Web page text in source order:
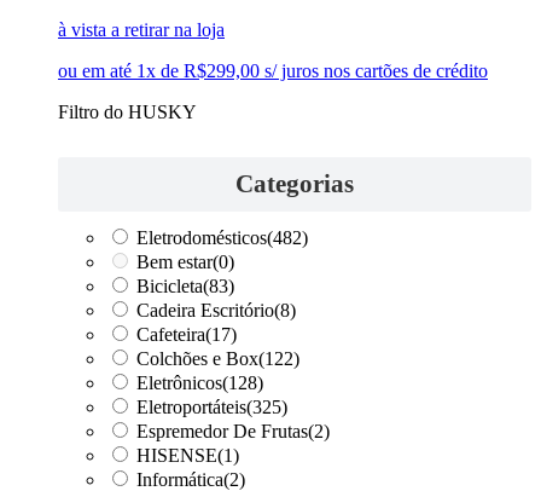
à vista a retirar na loja
ou em até 1x de R$299,00 s/ juros nos cartões de crédito
Filtro do HUSKY
Categorias
Eletrodomésticos(482)
Bem estar(0)
Bicicleta(83)
Cadeira Escritório(8)
Cafeteira(17)
Colchões e Box(122)
Eletrônicos(128)
Eletroportáteis(325)
Espremedor De Frutas(2)
HISENSE(1)
Informática(2)